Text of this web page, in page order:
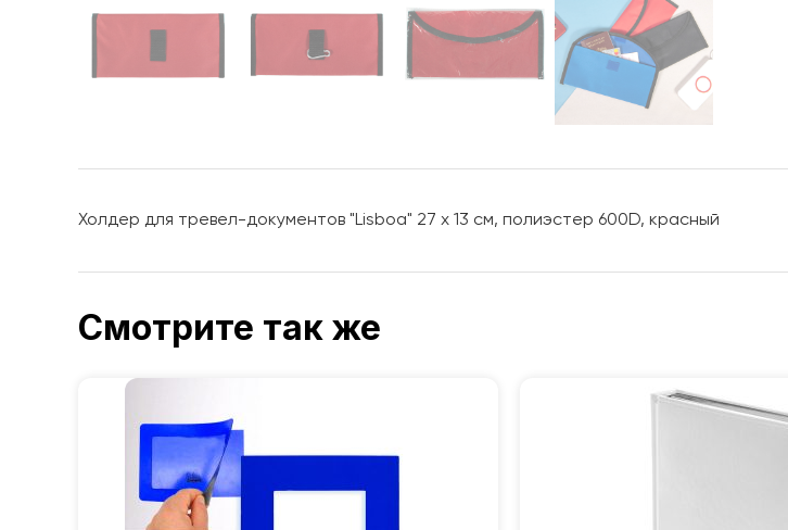
Холдер для тревел-документов "Lisboa" 27 x 13 см, полиэстер 600D, красный
Смотрите так же